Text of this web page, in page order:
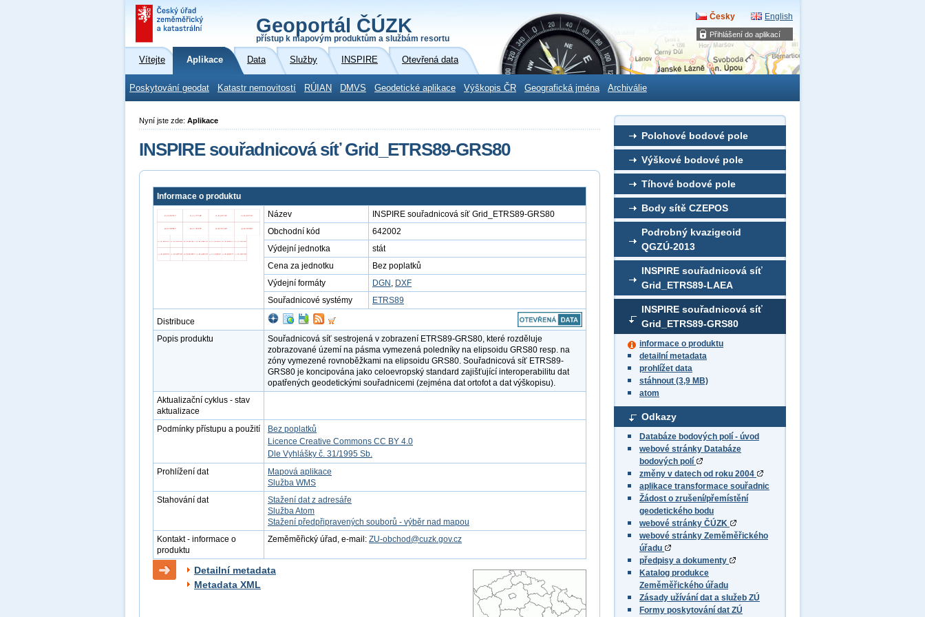
Přihlášení do aplikací
Geoportál ČÚZK
přístup k mapovým produktům a službám resortu
Česky English
Vítejte Aplikace Data Služby INSPIRE Otevřená data
Poskytování geodat Katastr nemovitostí RÚIAN DMVS Geodetické aplikace Výškopis ČR Geografická jména Archiválie
Polohové bodové pole
Výškové bodové pole
Tíhové bodové pole
Body sítě CZEPOS
Podrobný kvazigeoid
QGZÚ-2013
INSPIRE souřadnicová síť
Grid_ETRS89-LAEA
INSPIRE souřadnicová síť
Grid_ETRS89-GRS80
informace o produktu
detailní metadata
prohlížet data
stáhnout (3,9 MB)
atom
Odkazy
Databáze bodových polí - úvod
webové stránky Databáze
bodových polí
změny v datech od roku 2004
aplikace transformace souřadnic
Žádost o zrušení/přemístění
geodetického bodu
webové stránky ČÚZK
webové stránky Zeměměřického
úřadu
předpisy a dokumenty
Katalog produkce
Zeměměřického úřadu
Zásady užívání dat a služeb ZÚ
Formy poskytování dat ZÚ
Nyní jste zde: Aplikace
INSPIRE souřadnicová síť Grid_ETRS89-GRS80
Informace o produktu
Název
INSPIRE souřadnicová síť Grid_ETRS89-GRS80
Obchodní kód
642002
Výdejní jednotka
stát
Cena za jednotku
Bez poplatků
Výdejní formáty
DGN , DXF
Souřadnicové systémy
ETRS89
Distribuce
Popis produktu
Souřadnicová síť sestrojená v zobrazení ETRS89-GRS80, které rozděluje
zobrazované území na pásma vymezená poledníky na elipsoidu GRS80 resp. na
zóny vymezené rovnoběžkami na elipsoidu GRS80. Souřadnicová síť ETRS89-
GRS80 je koncipována jako celoevropský standard zajišťující interoperabilitu dat
opatřených geodetickými souřadnicemi (zejména dat ortofot a dat výškopisu).
Aktualizační cyklus - stav
aktualizace
Podmínky přístupu a použití
Bez poplatků
Licence Creative Commons CC BY 4.0
Dle Vyhlášky č. 31/1995 Sb.
Prohlížení dat
Mapová aplikace
Služba WMS
Stahování dat
Stažení dat z adresáře
Služba Atom
Stažení předpřipravených souborů - výběr nad mapou
Kontakt - informace o
produktu
Zeměměřický úřad, e-mail: ZU-obchod@cuzk.gov.cz
Detailní metadata
Metadata XML